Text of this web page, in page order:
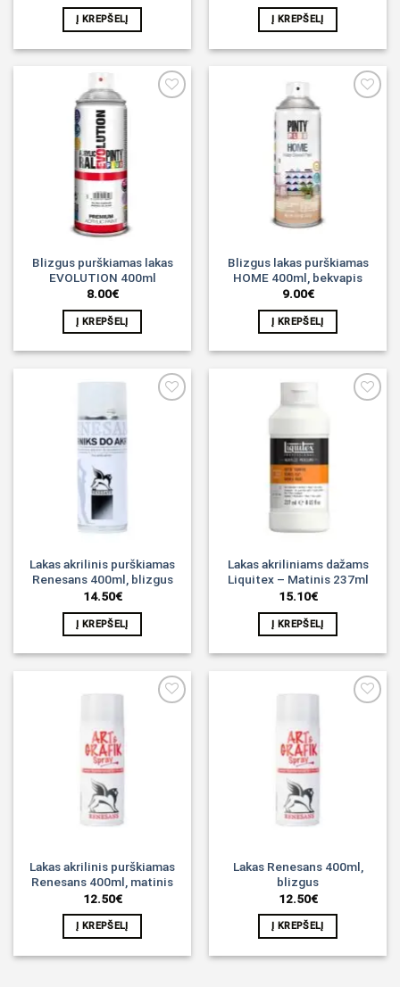
Į KREPŠELĮ Į KREPŠELĮ
Blizgus purškiamas lakas
EVOLUTION 400ml
8.00€
Į KREPŠELĮ
Blizgus lakas purškiamas
HOME 400ml, bekvapis
9.00€
Į KREPŠELĮ
Lakas akrilinis purškiamas
Renesans 400ml, blizgus
14.50€
Į KREPŠELĮ
Lakas akriliniams dažams
Liquitex – Matinis 237ml
15.10€
Į KREPŠELĮ
Lakas akrilinis purškiamas
Renesans 400ml, matinis
12.50€
Į KREPŠELĮ
Lakas Renesans 400ml,
blizgus
12.50€
Į KREPŠELĮ